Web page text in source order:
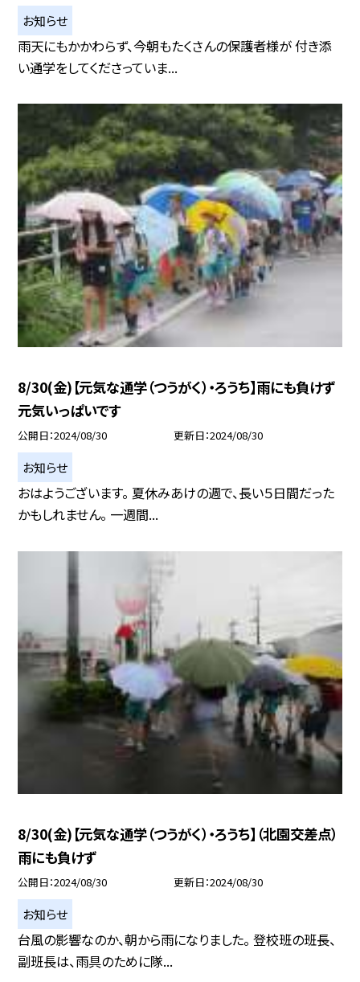
お知らせ
雨天にもかかわらず、今朝もたくさんの保護者様が 付き添
い通学をしてくださっていま...
8/30(金)【元気な通学（つうがく）・ろうち】雨にも負けず
元気いっぱいです
公開日 2024/08/30 更新日 2024/08/30
お知らせ
おはようございます。 夏休みあけの週で、長い５日間だった
かもしれません。 一週間...
8/30(金)【元気な通学（つうがく）・ろうち】（北園交差点）
雨にも負けず
公開日 2024/08/30 更新日 2024/08/30
お知らせ
台風の影響なのか、朝から雨になりました。 登校班の班長、
副班長は、雨具のために隊...